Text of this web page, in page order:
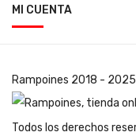
MI CUENTA
Rampoines 2018 - 2025
Todos los derechos